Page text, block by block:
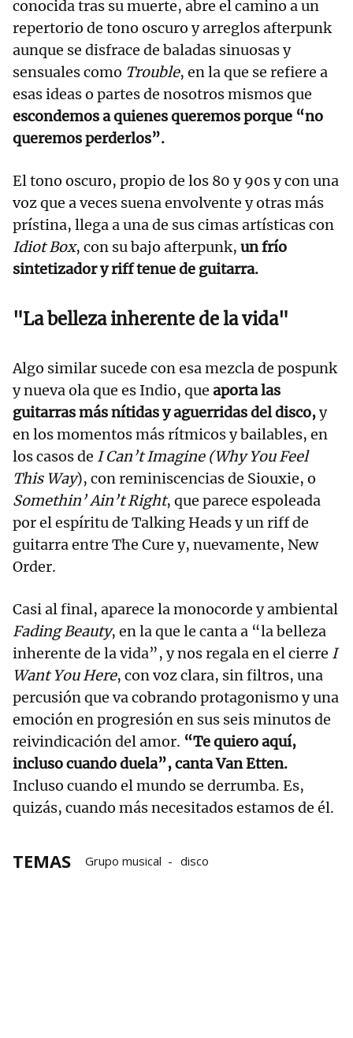
conocida tras su muerte, abre el camino a un
repertorio de tono oscuro y arreglos afterpunk
aunque se disfrace de baladas sinuosas y
sensuales como Trouble, en la que se refiere a
esas ideas o partes de nosotros mismos que
escondemos a quienes queremos porque “no
queremos perderlos”.
El tono oscuro, propio de los 80 y 90s y con una
voz que a veces suena envolvente y otras más
prístina, llega a una de sus cimas artísticas con
Idiot Box, con su bajo afterpunk, un frío
sintetizador y riff tenue de guitarra.
"La belleza inherente de la vida"
Algo similar sucede con esa mezcla de pospunk
y nueva ola que es Indio, que aporta las
guitarras más nítidas y aguerridas del disco,y
en los momentos más rítmicos y bailables, en
los casos de I Can’t Imagine (Why You Feel
This Way), con reminiscencias de Siouxie, o
Somethin’ Ain’t Right, que parece espoleada
por el espíritu de Talking Heads y un riff de
guitarra entre The Cure y, nuevamente, New
Order.
Casi al final, aparece la monocorde y ambiental
Fading Beauty, en la que le canta a “la belleza
inherente de la vida”, y nos regala en el cierre I
Want You Here, con voz clara, sin filtros, una
percusión que va cobrando protagonismo y una
emoción en progresión en sus seis minutos de
reivindicación del amor. “Te quiero aquí,
incluso cuando duela”, canta Van Etten.
Incluso cuando el mundo se derrumba. Es,
quizás, cuando más necesitados estamos de él.
TEMAS Grupo musical disco